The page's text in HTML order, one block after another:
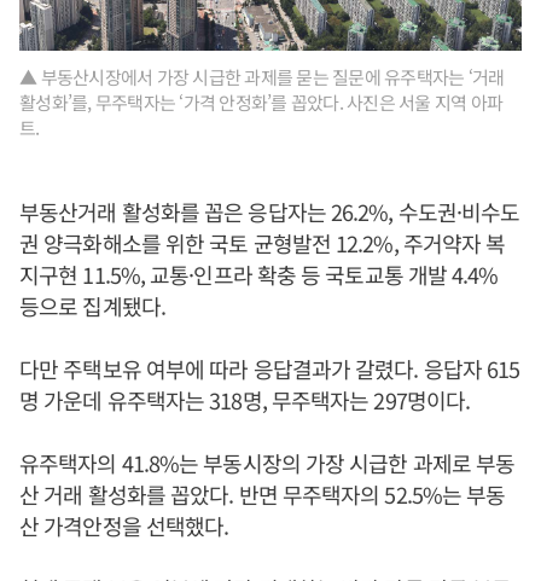
▲ 부동산시장에서 가장 시급한 과제를 묻는 질문에 유주택자는 ‘거래
활성화’를, 무주택자는 ‘가격 안정화’를 꼽았다. 사진은 서울 지역 아파
트.
부동산거래 활성화를 꼽은 응답자는 26.2%, 수도권·비수도
권 양극화해소를 위한 국토 균형발전 12.2%, 주거약자 복
지구현 11.5%, 교통·인프라 확충 등 국토교통 개발 4.4%
등으로 집계됐다.
다만 주택보유 여부에 따라 응답결과가 갈렸다. 응답자 615
명 가운데 유주택자는 318명, 무주택자는 297명이다.
유주택자의 41.8%는 부동시장의 가장 시급한 과제로 부동
산 거래 활성화를 꼽았다. 반면 무주택자의 52.5%는 부동
산 가격안정을 선택했다.